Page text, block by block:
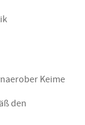
Keime
den